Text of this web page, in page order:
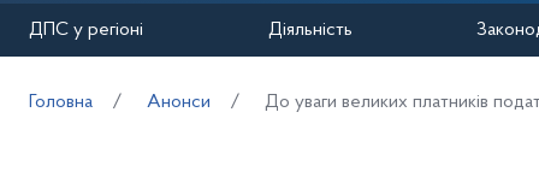
ДПС у регіоні Діяльність
Головна Анонси До уваги великих платників